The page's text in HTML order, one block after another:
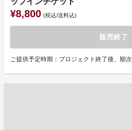
¥8,800 (税込/送料込)
販売終了
ご提供予定時期：プロジェクト終了後、順次